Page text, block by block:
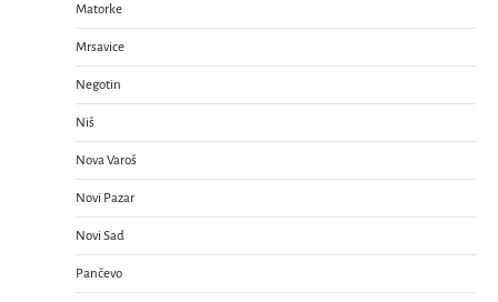
Matorke
Mrsavice
Negotin
Niš
Nova Varoš
Novi Pazar
Novi Sad
Pančevo